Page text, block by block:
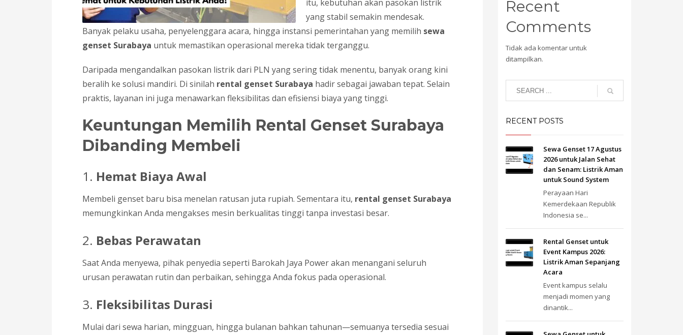
itu, kebutuhan akan pasokan listrik
yang stabil semakin mendesak.
Banyak pelaku usaha, penyelenggara acara, hingga instansi pemerintahan yang memilih sewa
genset Surabaya untuk memastikan operasional mereka tidak terganggu.
Daripada mengandalkan pasokan listrik dari PLN yang sering tidak menentu, banyak orang kini
beralih ke solusi mandiri. Di sinilah rental genset Surabaya hadir sebagai jawaban tepat. Selain
praktis, layanan ini juga menawarkan fleksibilitas dan efisiensi biaya yang tinggi.
Keuntungan Memilih Rental Genset Surabaya
Dibanding Membeli
1. Hemat Biaya Awal
Membeli genset baru bisa menelan ratusan juta rupiah. Sementara itu, rental genset Surabaya
memungkinkan Anda mengakses mesin berkualitas tinggi tanpa investasi besar.
2. Bebas Perawatan
Saat Anda menyewa, pihak penyedia seperti Barokah Jaya Power akan menangani seluruh
urusan perawatan rutin dan perbaikan, sehingga Anda fokus pada operasional.
3. Fleksibilitas Durasi
Mulai dari sewa harian, mingguan, hingga bulanan bahkan tahunan—semuanya tersedia sesuai
Recent
Comments
Tidak ada komentar untuk
ditampilkan.
RECENT POSTS
Sewa Genset 17 Agustus
2026 untuk Jalan Sehat
dan Senam: Listrik Aman
untuk Sound System
Perayaan Hari
Kemerdekaan Republik
Indonesia se...
Rental Genset untuk
Event Kampus 2026:
Listrik Aman Sepanjang
Acara
Event kampus selalu
menjadi momen yang
dinantik...